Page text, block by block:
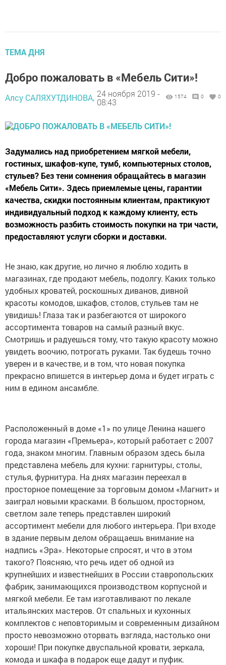
ТЕМА ДНЯ
Добро пожаловать в «Мебель Сити»!
Алсу САЛЯХУТДИНОВА, 24 ноября 2019 -
08:43
1574 0 0
Задумались над приобретением мягкой мебели,
гостиных, шкафов-купе, тумб, компьютерных столов,
стульев? Без тени сомнения обращайтесь в магазин
«Мебель Сити». Здесь приемлемые цены, гарантии
качества, скидки постоянным клиентам, практикуют
индивидуальный подход к каждому клиенту, есть
возможность разбить стоимость покупки на три части,
предоставляют услуги сборки и доставки.
Не знаю, как другие, но лично я люблю ходить в
магазинах, где продают мебель, подолгу. Каких только
удобных кроватей, роскошных диванов, дивной
красоты комодов, шкафов, столов, стульев там не
увидишь! Глаза так и разбегаются от широкого
ассортимента товаров на самый разный вкус.
Смотришь и радуешься тому, что такую красоту можно
увидеть воочию, потрогать руками. Так будешь точно
уверен и в качестве, и в том, что новая покупка
прекрасно впишется в интерьер дома и будет играть с
ним в едином ансамбле.
Расположенный в доме «1» по улице Ленина нашего
города магазин «Премьера», который работает с 2007
года, знаком многим. Главным образом здесь была
представлена мебель для кухни: гарнитуры, столы,
стулья, фурнитура. На днях магазин переехал в
просторное помещение за торговым домом «Магнит» и
заиграл новыми красками. В большом, просторном,
светлом зале теперь представлен широкий
ассортимент мебели для любого интерьера. При входе
в здание первым делом обращаешь внимание на
надпись «Эра». Некоторые спросят, и что в этом
такого? Поясняю, что речь идет об одной из
крупнейших и известнейших в России ставропольских
фабрик, занимающихся производством корпусной и
мягкой мебели. Ее там изготавливают по лекале
итальянских мастеров. От спальных и кухонных
комплектов с неповторимым и современным дизайном
просто невозможно оторвать взгляда, настолько они
хороши! При покупке двуспальной кровати, зеркала,
комода и шкафа в подарок еще дадут и пуфик.